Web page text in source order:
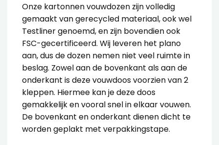
Onze kartonnen vouwdozen zijn volledig
gemaakt van gerecycled materiaal, ook wel
Testliner genoemd, en zijn bovendien ook
FSC-gecertificeerd. Wij leveren het plano
aan, dus de dozen nemen niet veel ruimte in
beslag. Zowel aan de bovenkant als aan de
onderkant is deze vouwdoos voorzien van 2
kleppen. Hiermee kan je deze doos
gemakkelijk en vooral snel in elkaar vouwen.
De bovenkant en onderkant dienen dicht te
worden geplakt met verpakkingstape.